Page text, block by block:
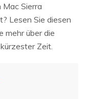
Sierra
Lesen Sie diesen
mehr über die
Zeit.